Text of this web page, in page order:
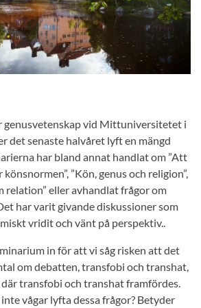
genusvetenskap vid Mittuniversitetet i
det senaste halvåret lyft en mängd
har bland annat handlat om ”Att
”Kön, genus och religion”,
relation” eller avhandlat frågor om
har varit givande diskussioner som
vridit och vänt på perspektiv..
in för att vi såg risken att det
om debatten, transfobi och transhat,
transfobi och transhat framfördes.
vågar lyfta dessa frågor? Betyder